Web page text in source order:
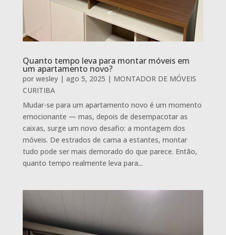
Quanto tempo leva para montar móveis em
um apartamento novo?
por wesley| ago 5, 2025 | MONTADOR DE MÓVEIS
CURITIBA
Mudar-se para um apartamento novo é um momento
emocionante — mas, depois de desempacotar as
caixas, surge um novo desafio: a montagem dos
móveis. De estrados de cama a estantes, montar
tudo pode ser mais demorado do que parece. Então,
quanto tempo realmente leva para...